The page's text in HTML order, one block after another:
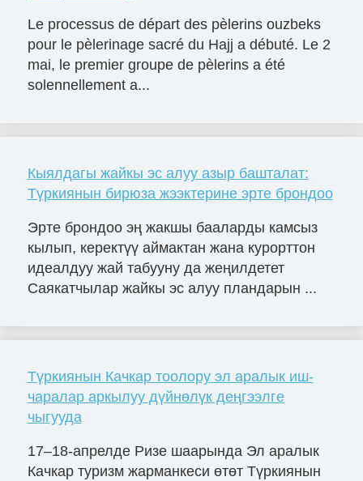
Le processus de départ des pèlerins ouzbeks
pour le pèlerinage sacré du Hajj a débuté. Le 2
mai, le premier groupe de pèlerins a été
solennellement a...
Кыялдагы жайкы эс алуу азыр башталат:
Түркиянын бирюза жээктерине эрте брондоо
Эрте брондоо эң жакшы бааларды камсыз
кылып, керектүү аймактан жана курорттон
идеалдуу жай табууну да жеңилдетет
Саякатчылар жайкы эс алуу пландарын ...
Түркиянын Качкар тоолору эл аралык иш-
чаралар аркылуу дүйнөлүк деңгээлге
чыгууда
17–18-апрелде Ризе шаарында Эл аралык
Качкар туризм жарманкеси өтөт Түркиянын